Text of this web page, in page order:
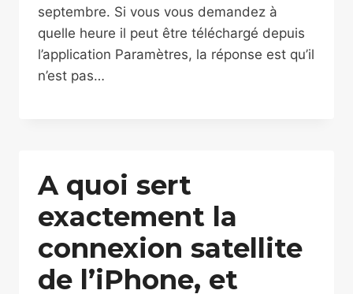
septembre. Si vous vous demandez à
quelle heure il peut être téléchargé depuis
l’application Paramètres, la réponse est qu’il
n’est pas…
A quoi sert
exactement la
connexion satellite
de l’iPhone, et